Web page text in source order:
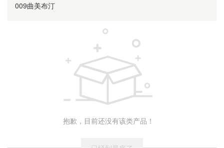
009曲美布汀
抱歉，目前还没有该类产品！